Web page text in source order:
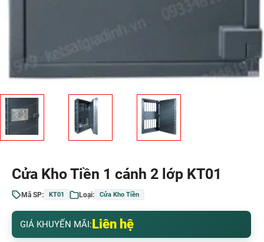
Cửa Kho Tiền 1 cánh 2 lớp KT01
Mã SP: KT01 Loại: Cửa Kho Tiền
GIÁ KHUYẾN MÃI:Liên hệ